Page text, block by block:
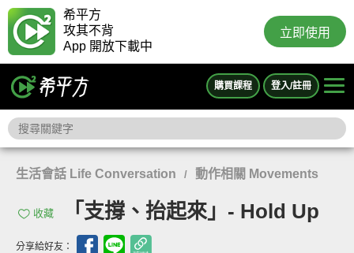
希平方
攻其不背
App 開放下載中
立即使用
購買課程 登入/註冊
生活會話 Life Conversation / 動作相關 Movements
收藏 「支撐、抬起來」- Hold Up
分享給好友：